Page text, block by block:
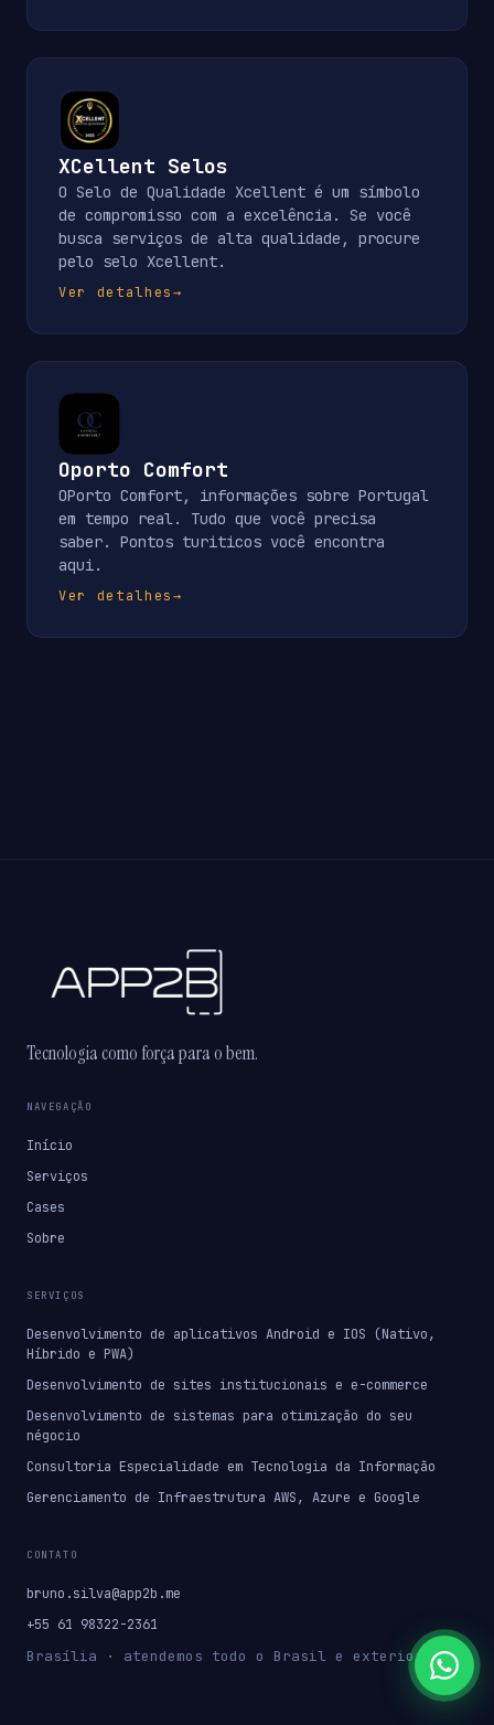
XCellent Selos
O Selo de Qualidade Xcellent é um símbolo
de compromisso com a excelência. Se você
busca serviços de alta qualidade, procure
pelo selo Xcellent.
Ver detalhes→
Oporto Comfort
OPorto Comfort, informações sobre Portugal
em tempo real. Tudo que você precisa
saber. Pontos turiticos você encontra
aqui.
Ver detalhes→
Tecnologia como força para o bem.
NAVEGAÇÃO
Início
Serviços
Cases
Sobre
SERVIÇOS
Desenvolvimento de aplicativos Android e IOS (Nativo,
Híbrido e PWA)
Desenvolvimento de sites institucionais e e-commerce
Desenvolvimento de sistemas para otimização do seu
négocio
Consultoria Especialidade em Tecnologia da Informação
Gerenciamento de Infraestrutura AWS, Azure e Google
CONTATO
bruno.silva@app2b.me
+55 61 98322-2361
Brasília · atendemos todo o Brasil e exterior